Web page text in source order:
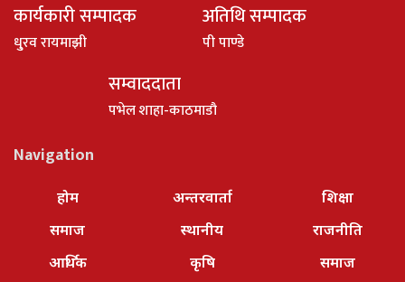
कार्यकारी सम्पादक
धु्रव रायमाझी
अतिथि सम्पादक
पी पाण्डे
सम्वाददाता
पभेल शाहा-काठमाडौ
Navigation
होम
समाज
आर्थिक
अन्तरवार्ता
स्थानीय
कृषि
शिक्षा
राजनीति
समाज